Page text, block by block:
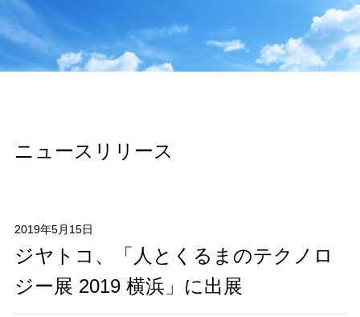
ニュースリリース
2019年5月15日
ジヤトコ、「人とくるまのテクノロ
ジー展 2019 横浜」に出展